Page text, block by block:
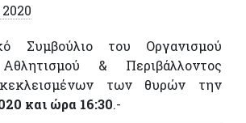
Συμβούλιο του Οργανισμού
& Περιβάλλοντος
κεκλεισμένων των θυρών την
και ώρα 16:30.-